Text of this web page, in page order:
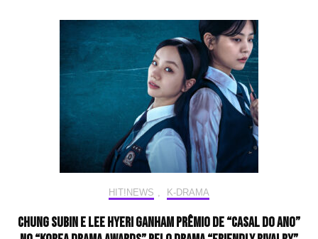
HIT!NEWS , K-DRAMA
Chung Subin e Lee Hyeri ganham prêmio de “Casal do Ano”